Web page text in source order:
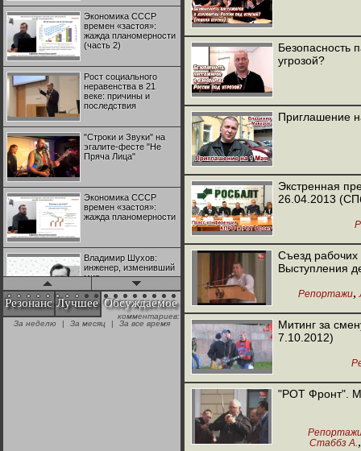
Экономика СССР
времен «застоя»:
жажда планомерности
(часть 2)
Рост социального
неравенства в 21
веке: причины и
последствия
"Строки и Звуки" на
эгалите-фесте "Не
Пряча Лица"
Экономика СССР
времен «застоя»:
жажда планомерности
Владимир Шухов:
инженер, изменивший
мир
"Аркадий Коц" на
эгалите-фесте "Не
Резонанс Лучшее Обсуждаемое
комментариев:
За неделю
| За месяц | За все время
Безопасность
угрозой?
Приглашение
Экстренная
26.04.2013
Съезд
Выступления
Репортажи,
Митинг за
7.10.2012)
"РОТ Фронт".
Стаббз А.